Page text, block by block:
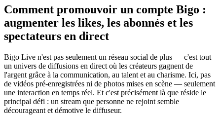
Comment promouvoir un compte Bigo :
augmenter les likes, les abonnés et les
spectateurs en direct
Bigo Live n'est pas seulement un réseau social de plus — c'est tout
un univers de diffusions en direct où les créateurs gagnent de
l'argent grâce à la communication, au talent et au charisme. Ici, pas
de vidéos pré-enregistrées ni de photos mises en scène — seulement
une interaction en temps réel. Et c'est précisément là que réside le
principal défi : un stream que personne ne rejoint semble
décourageant et démotive le diffuseur.